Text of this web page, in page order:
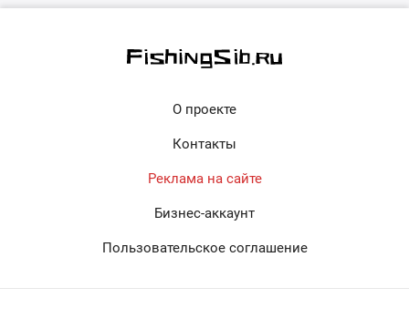
О проекте
Контакты
Реклама на сайте
Бизнес-аккаунт
Пользовательское соглашение